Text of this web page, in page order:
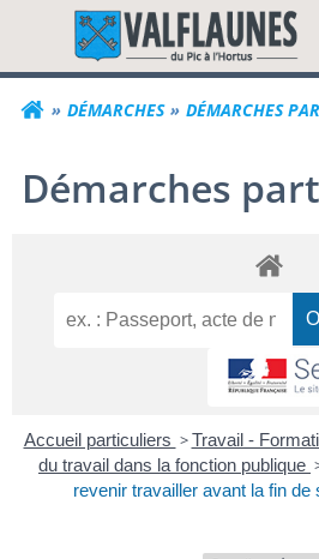
contenu
DÉMARCHES DÉMARCHES
Démarches
Accueil particuliers > Travail -
du travail dans la fonction publique
revenir travailler avant la fin de